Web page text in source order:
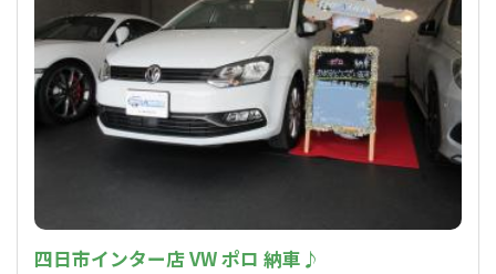
四日市インター店 VW ポロ 納車♪